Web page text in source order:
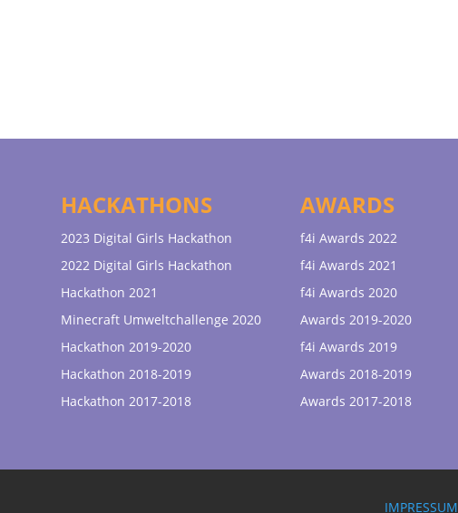
HACKATHONS
2023 Digital Girls Hackathon
2022 Digital Girls Hackathon
Hackathon 2021
Minecraft Umweltchallenge 2020
Hackathon 2019-2020
Hackathon 2018-2019
Hackathon 2017-2018
AWARDS
f4i Awards 2022
f4i Awards 2021
f4i Awards 2020
Awards 2019-2020
f4i Awards 2019
Awards 2018-2019
Awards 2017-2018
IMPRESSUM